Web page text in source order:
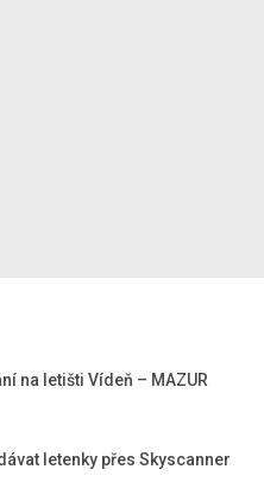
na letišti Vídeň – MAZUR
letenky přes Skyscanner